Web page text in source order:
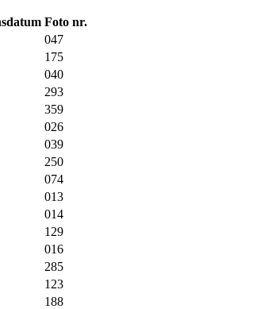
Foto nr.
047
175
040
293
359
026
039
250
074
013
014
129
016
285
123
188